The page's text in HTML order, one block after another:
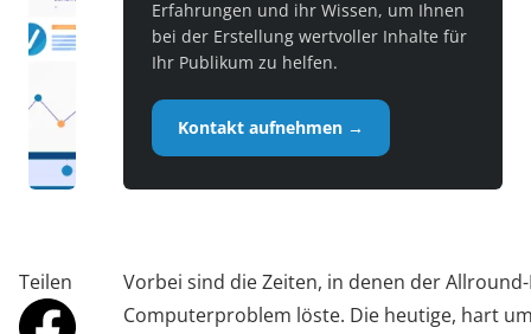
Erfahrungen und ihr Wissen, um Ihnen
bei der Erstellung wertvoller Inhalte für
Ihr Publikum zu helfen.
Kontakt aufnehmen →
Teilen
Vorbei sind die Zeiten, in denen der
Computerproblem löste. Die heutige, hart